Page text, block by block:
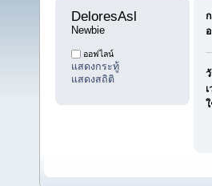
DeloresAsl
Newbie
ออฟไลน์
แสดงกระทู้
แสดงสถิติ